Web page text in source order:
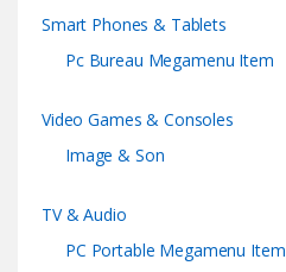
Smart Phones & Tablets
Pc Bureau Megamenu Item
Video Games & Consoles
Image & Son
TV & Audio
PC Portable Megamenu Item